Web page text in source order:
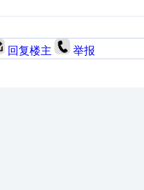
回复楼主 举报